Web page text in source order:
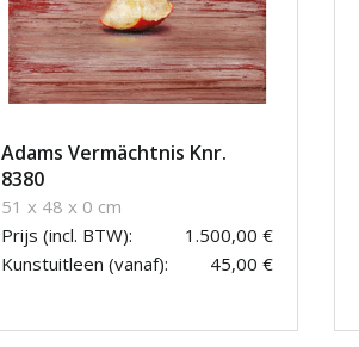
Adams Vermächtnis Knr.
8380
51 x 48 x 0 cm
Prijs (incl. BTW):
1.500,00 €
Kunstuitleen (vanaf):
45,00 €